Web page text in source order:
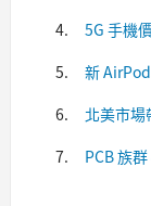
5G 手機
新
北美市場
PCB 族